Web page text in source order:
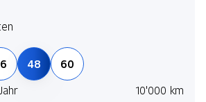
48
60
10'000 km